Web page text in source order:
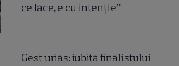
ce face, e cu intenție”
Gest uriaș: iubita finalistului